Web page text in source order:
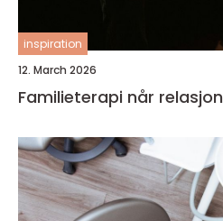
inspiration
12. March 2026
Familieterapi